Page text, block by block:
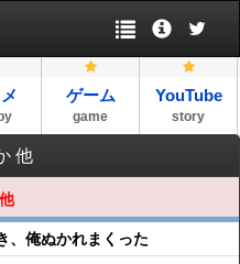
ゲーム
game
YouTube
story
他
、俺ぬかれまくった